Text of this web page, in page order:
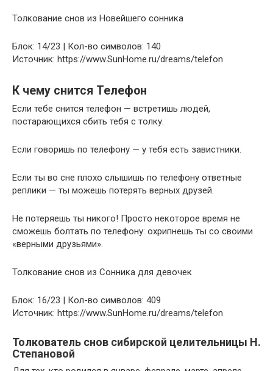
Толкование снов из Новейшего сонника
Блок: 14/23 | Кол-во символов: 140
Источник: https://www.SunHome.ru/dreams/telefon
К чему снится Телефон
Если тебе снится телефон — встретишь людей,
постарающихся сбить тебя с толку.
Если говоришь по телефону — у тебя есть завистники.
Если ты во сне плохо слышишь по телефону ответные
реплики — ты можешь потерять верных друзей.
Не потеряешь ты никого! Просто некоторое время не
сможешь болтать по телефону: охрипнешь ты со своими
«верными друзьями».
Толкование снов из Сонника для девочек
Блок: 16/23 | Кол-во символов: 409
Источник: https://www.SunHome.ru/dreams/telefon
Толкователь снов сибирской целительницы Н.
Степановой